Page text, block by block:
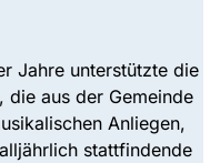
Jahre unterstützte die
die aus der Gemeinde
Anliegen,
stattfindende